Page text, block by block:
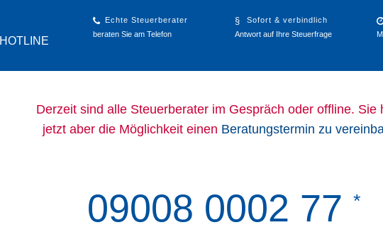
HOTLINE
Echte Steuerberater
beraten Sie am Telefon
Sofort & verbindlich
Antwort auf Ihre Steuerfrage
Derzeit sind alle Steuerberater im Gespräch oder offline. Sie
jetzt aber die Möglichkeit einen Beratungstermin zu
09008 0002 77 *